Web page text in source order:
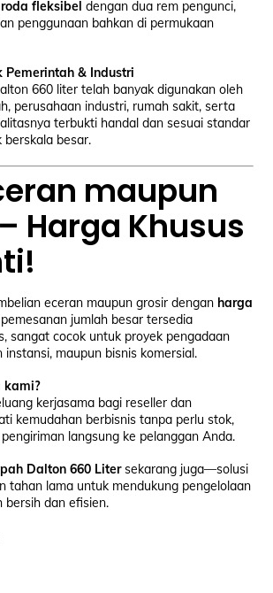
fleksibel dengan dua rem pengunci,
penggunaan bahkan di permukaan
Pemerintah & Industri
660 liter telah banyak digunakan oleh
perusahaan industri, rumah sakit, serta
terbukti handal dan sesuai standar
berskala besar.
maupun
Harga Khusus
eceran maupun grosir dengan harga
jumlah besar tersedia
sangat cocok untuk proyek pengadaan
instansi, maupun bisnis komersial.
kami?
kerjasama bagi reseller dan
kemudahan berbisnis tanpa perlu stok,
langsung ke pelanggan Anda.
Dalton 660 Litersekarang juga—solusi
tahan lama untuk mendukung pengelolaan
bersih dan efisien.